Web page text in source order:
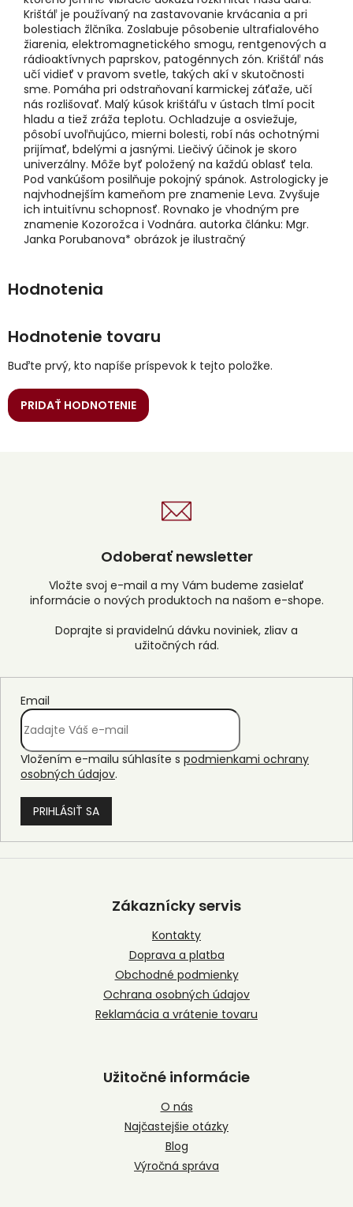
Krištáľ je používaný na zastavovanie krvácania a pri
bolestiach žlčníka. Zoslabuje pôsobenie ultrafialového
žiarenia, elektromagnetického smogu, rentgenových a
rádioaktívnych paprskov, patogénnych zón. Krištáľ nás
učí vidieť v pravom svetle, takých akí v skutočnosti
sme. Pomáha pri odstraňovaní karmickej záťaže, učí
nás rozlišovať. Malý kúsok krištáľu v ústach tlmí pocit
hladu a tiež zráža teplotu. Ochladzuje a osviežuje,
pôsobí uvoľňujúco, mierni bolesti, robí nás ochotnými
prijímať, bdelými a jasnými. Liečivý účinok je skoro
univerzálny. Môže byť položený na každú oblasť tela.
Pod vankúšom posilňuje pokojný spánok. Astrologicky je
najvhodnejším kameňom pre znamenie Leva. Zvyšuje
ich intuitívnu schopnosť. Rovnako je vhodným pre
znamenie Kozorožca i Vodnára. autorka článku: Mgr.
Janka Porubanova* obrázok je ilustračný
Hodnotenie tovaru
Buďte prvý, kto napíše príspevok k tejto položke.
PRIDAŤ HODNOTENIE
Odoberať newsletter
Vložte svoj e-mail a my Vám budeme zasielať
informácie o nových produktoch na našom e-shope.
Email
Vložením e-mailu súhlasíte s podmienkami ochrany
osobných údajov.
PRIHLÁSIŤ SA
Z
Zákaznícky servis
Kontakty
Doprava a platba
Obchodné podmienky
Ochrana osobných údajov
Reklamácia a vrátenie tovaru
Užitočné informácie
O nás
Najčastejšie otázky
Blog
Výročná správa